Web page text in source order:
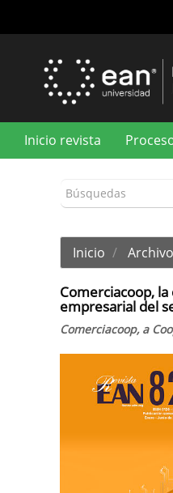
principal
Inicio revista
Inicio
Comerciacoop,
empresarial del
Comerciacoop, a
Barra
lateral